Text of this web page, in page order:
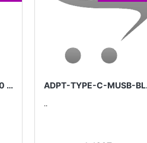
Кабель Olmio PD USB 2.0 Type-C - Lightning 1.2, Power Delivery, цвет черный
..